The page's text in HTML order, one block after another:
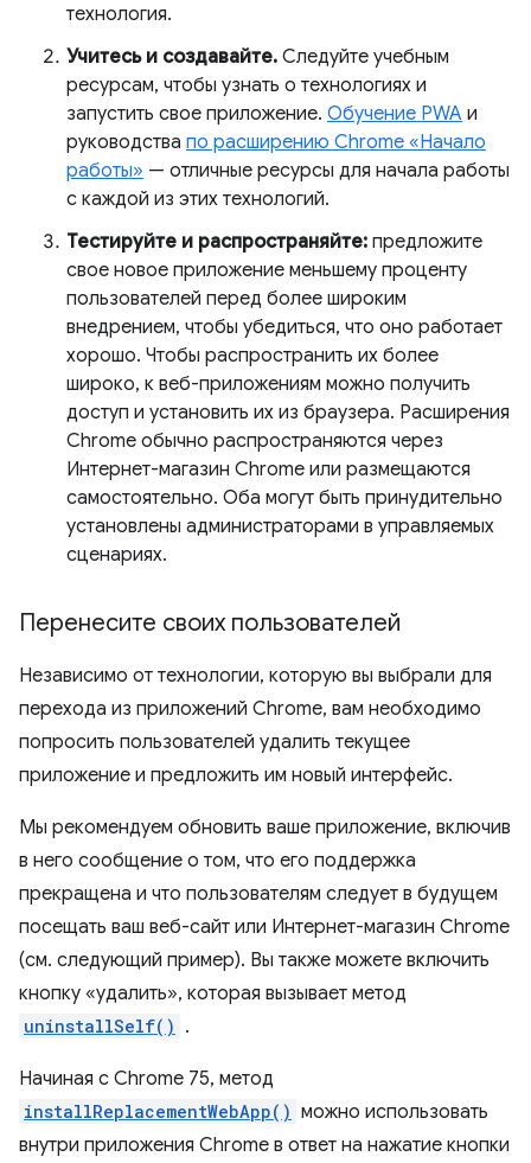
технология.
Учитесь и создавайте. Следуйте учебным
ресурсам, чтобы узнать о технологиях и
запустить свое приложение. Обучение PWA и
руководства по расширению Chrome «Начало
работы» — отличные ресурсы для начала работы
с каждой из этих технологий.
Тестируйте и распространяйте: предложите
свое новое приложение меньшему проценту
пользователей перед более широким
внедрением, чтобы убедиться, что оно работает
хорошо. Чтобы распространить их более
широко, к веб-приложениям можно получить
доступ и установить их из браузера. Расширения
Chrome обычно распространяются через
Интернет-магазин Chrome или размещаются
самостоятельно. Оба могут быть принудительно
установлены администраторами в управляемых
сценариях.
Перенесите своих пользователей
Независимо от технологии, которую вы выбрали для
перехода из приложений Chrome, вам необходимо
попросить пользователей удалить текущее
приложение и предложить им новый интерфейс.
Мы рекомендуем обновить ваше приложение, включив
в него сообщение о том, что его поддержка
прекращена и что пользователям следует в будущем
посещать ваш веб-сайт или Интернет-магазин Chrome
(см. следующий пример). Вы также можете включить
кнопку «удалить», которая вызывает метод
uninstallSelf() .
Начиная с Chrome 75, метод
installReplacementWebApp() можно использовать
внутри приложения Chrome в ответ на нажатие кнопки